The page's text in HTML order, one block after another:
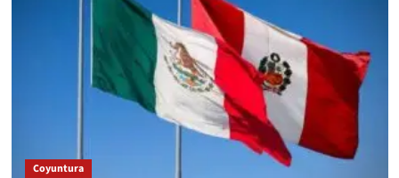
Coyuntura